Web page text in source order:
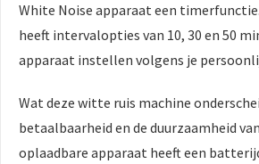
White Noise apparaat een
heeft intervalopties van 10, 30 en 50
apparaat instellen volgens je
Wat deze witte ruis machine
betaalbaarheid en de duurzaamheid
oplaadbare apparaat heeft een